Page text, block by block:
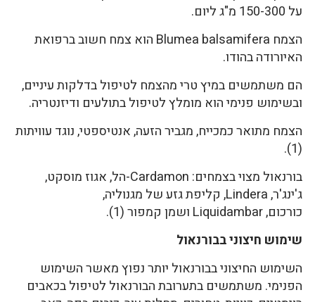
על 150-300 מ"ג ליום.
הצמח Blumea balsamifera הוא צמח חשוב ברפואת
האיורודה בהודו.
הם משתמשים במיץ טרי מהצמח לטיפול בדלקות עיניים,
ובשימוש פנימי הוא מומלץ לטיפול בתולעים ודיזנטריה.
הצמח מתואר כמכייח, מגביר הזעה, אנטיספטי, נוגד עוויתות
(1).
בורנאול מצוי בצמחים: Cardamon-הל, אגוז מוסקט,
ג'ינג'ר, Lindera, קליפת גזע של מגנוליה,
כורכום, Liquidambar ושמן קמפור (1).
שימוש חיצוני בבורנאול
השימוש החיצוני בבורנאול יותר נפוץ מאשר השימוש
הפנימי. משתמשים בתערובת הבורנאול לטיפול בכאבים